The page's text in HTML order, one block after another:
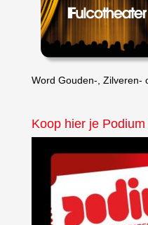
Word Gouden-, Zilveren-
Koop hier je